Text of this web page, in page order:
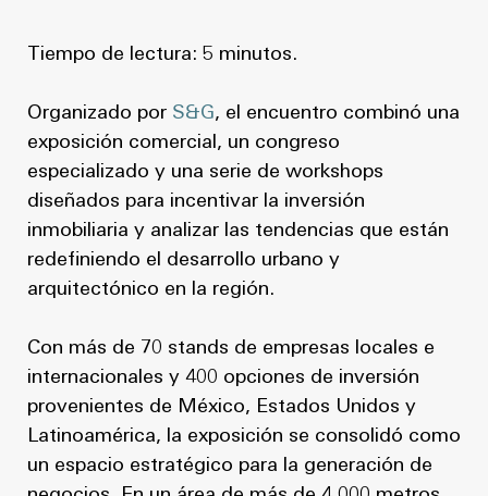
Contacto
Tiempo de lectura: 5 minutos.
Organizado por S&G, el encuentro combinó una
exposición comercial, un congreso
especializado y una serie de workshops
diseñados para incentivar la inversión
inmobiliaria y analizar las tendencias que están
redefiniendo el desarrollo urbano y
arquitectónico en la región.
Con más de 70 stands de empresas locales e
internacionales y 400 opciones de inversión
provenientes de México, Estados Unidos y
Latinoamérica, la exposición se consolidó como
un espacio estratégico para la generación de